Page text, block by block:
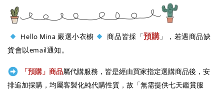
Hello Mina 嚴選小衣櫥 商品皆採「預購 」，若遇商品缺
貨會以email通知。
「預購」商品屬代購服務，皆是經由買家指定選購商品後，安
排追加採購，均屬客製化純代購性質，故「無需提供七天鑑賞服